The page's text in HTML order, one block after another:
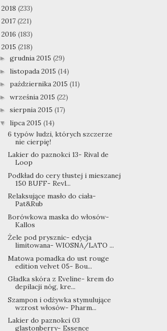
2018 (233)
2017 (221)
2016 (183)
2015 (218)
► grudnia 2015 (29)
► listopada 2015 (14)
► października 2015 (11)
► września 2015 (22)
► sierpnia 2015 (17)
▼ lipca 2015 (14)
6 typów ludzi, których szczerze
nie cierpię!
Lakier do paznokci 13- Rival de
Loop
Podkład do cery tłustej i mieszanej
150 BUFF- Revl...
Relaksujące masło do ciała-
Pat&Rub
Borówkowa maska do włosów-
Kallos
Żele pod prysznic- edycja
limitowana- WIOSNA/LATO ...
Matowa pomadka do ust rouge
edition velvet 05- Bou...
Gładka skóra z Eveline- krem do
depilacji nóg, kre...
Szampon i odżywka stymulujące
wzrost włosów- Pharm...
Lakier do paznokci 03
glastonberry- Essence